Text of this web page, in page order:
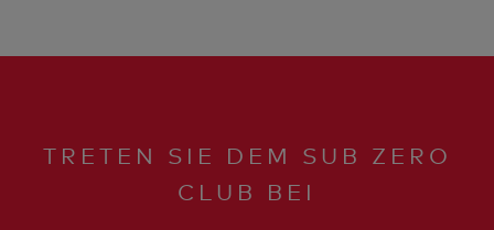
TRETEN SIE DEM SUB ZERO
CLUB BEI